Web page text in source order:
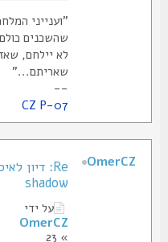
"וענייני
שהשכנים כולם
לא יילחם, שאז
שאריתם..."
CZ P-07
shadow
על ידי
OmerCZ
OmerCZ